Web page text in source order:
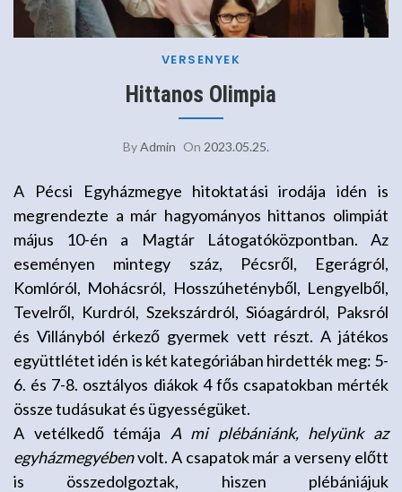
VERSENYEK
Hittanos Olimpia
ByAdmin On 2023.05.25.
A Pécsi Egyházmegye hitoktatási irodája idén is
megrendezte a már hagyományos hittanos olimpiát
május 10-én a Magtár Látogatóközpontban. Az
eseményen mintegy száz, Pécsről, Egerágról,
Komlóról, Mohácsról, Hosszúhetényből, Lengyelből,
Tevelről, Kurdról, Szekszárdról, Sióagárdról, Paksról
és Villányból érkező gyermek vett részt. A játékos
együttlétet idén is két kategóriában hirdették meg: 5-
6. és 7-8. osztályos diákok 4 fős csapatokban mérték
össze tudásukat és ügyességüket.
A vetélkedő témája A mi plébániánk, helyünk az
egyházmegyébenvolt. A csapatok már a verseny előtt
is összedolgoztak, hiszen plébániájuk